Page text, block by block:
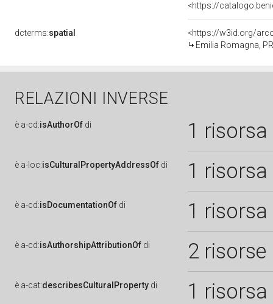
<https://
dcterms:spatial
<https://w3id.org/
Emilia Romagna,
RELAZIONI INVERSE
è a-cd:isAuthorOf di 1 risorsa
è a-loc:isCulturalPropertyAddressOf di 1 risorsa
è a-cd:isDocumentationOf di 1 risorsa
è a-cd:isAuthorshipAttributionOf di 2 risorse
è a-cat:describesCulturalProperty di 1 risorsa